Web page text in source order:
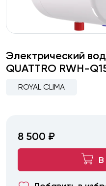
Электрический
QUATTRO RWH-
ROYAL CLIMA
8 500 ₽
В